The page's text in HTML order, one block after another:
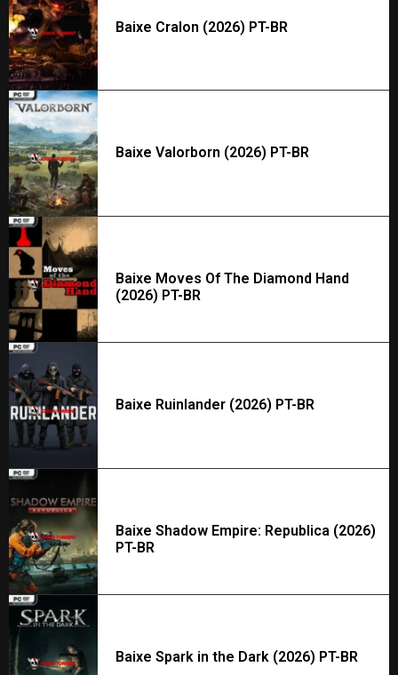
Baixe Cralon (2026) PT-BR
Baixe Valorborn (2026) PT-BR
Baixe Moves Of The Diamond Hand
(2026) PT-BR
Baixe Ruinlander (2026) PT-BR
Baixe Shadow Empire: Republica (2026)
PT-BR
Baixe Spark in the Dark (2026) PT-BR